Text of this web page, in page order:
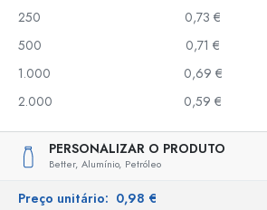
250
0,73 €
500
0,71 €
1.000
0,69 €
2.000
0,59 €
PERSONALIZAR O PRODUTO
Better, Alumínio, Petróleo
Preço unitário: 0,98 €